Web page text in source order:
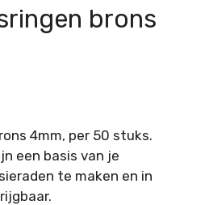
brons
4mm, per 50 stuks.
een basis van je
te maken en in